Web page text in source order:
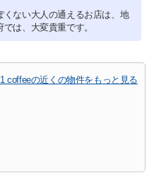
くない大人の通えるお店は、地
は、大変貴重です。
coffeeの近くの物件をもっと見る